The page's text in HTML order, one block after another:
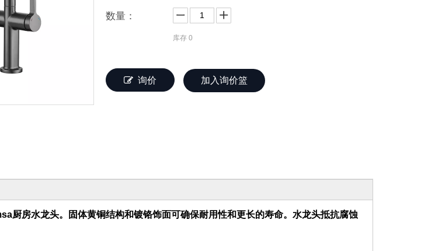
数量：
库存 0
询价 加入询价篮
厨房水龙头。固体黄铜结构和镀铬饰面可确保耐用性和更长的寿命。水龙头抵抗腐蚀